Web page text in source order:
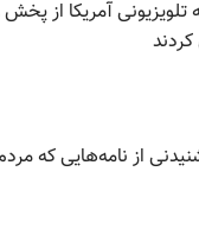
تلویزیونی آمریکا از
از نامه‌هایی که